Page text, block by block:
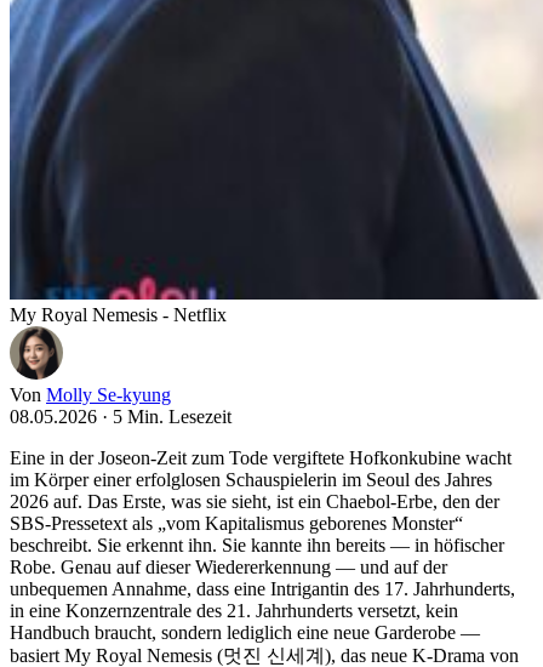
My Royal Nemesis - Netflix
Von Molly Se-kyung
08.05.2026 · 5 Min. Lesezeit
Eine in der Joseon-Zeit zum Tode vergiftete Hofkonkubine wacht
im Körper einer erfolglosen Schauspielerin im Seoul des Jahres
2026 auf. Das Erste, was sie sieht, ist ein Chaebol-Erbe, den der
SBS-Pressetext als „vom Kapitalismus geborenes Monster“
beschreibt. Sie erkennt ihn. Sie kannte ihn bereits — in höfischer
Robe. Genau auf dieser Wiedererkennung — und auf der
unbequemen Annahme, dass eine Intrigantin des 17. Jahrhunderts,
in eine Konzernzentrale des 21. Jahrhunderts versetzt, kein
Handbuch braucht, sondern lediglich eine neue Garderobe —
basiert My Royal Nemesis (멋진 신세계), das neue K-Drama von